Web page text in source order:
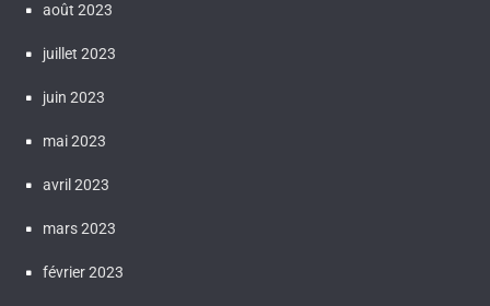
août 2023
juillet 2023
juin 2023
mai 2023
avril 2023
mars 2023
février 2023